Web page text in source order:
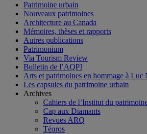
Patrimoine urbain
Nouveaux patrimoines
Architecture au Canada
Mémoires, thèses et rapports
Autres publications
Patrimonium
Via Tourism Review
Bulletin de l’AQPI
Arts et patrimoines en hommage à Luc
Les capsules du patrimoine urbain
Archives
Cahiers de l’Institut du
Cap aux Diamants
Revues ARQ
Téoros